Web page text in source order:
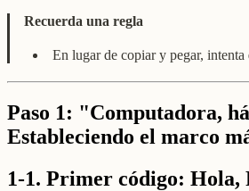
Recuerda una regla
En lugar de copiar y pegar, intenta
Paso 1: "Computadora,
Estableciendo el marco
1-1. Primer código: Hola,